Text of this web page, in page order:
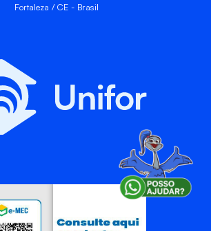
Fortaleza / CE - Brasil